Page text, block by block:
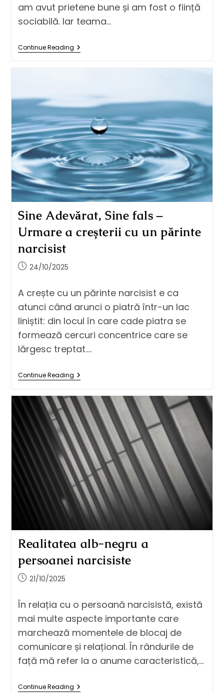
am avut prietene bune și am fost o ființă
sociabilă. Iar teama…
Continue Reading
Sine Adevărat, Sine fals –
Urmare a creșterii cu un părinte
narcisist
24/10/2025
A crește cu un părinte narcisist e ca
atunci când arunci o piatră într-un lac
liniștit: din locul în care cade piatra se
formează cercuri concentrice care se
lărgesc treptat.…
Continue Reading
Realitatea alb-negru a
persoanei narcisiste
21/10/2025
În relația cu o persoană narcisistă, există
mai multe aspecte importante care
marchează momentele de blocaj de
comunicare și relațional. În rândurile de
față mă refer la o anume caracteristică,…
Continue Reading